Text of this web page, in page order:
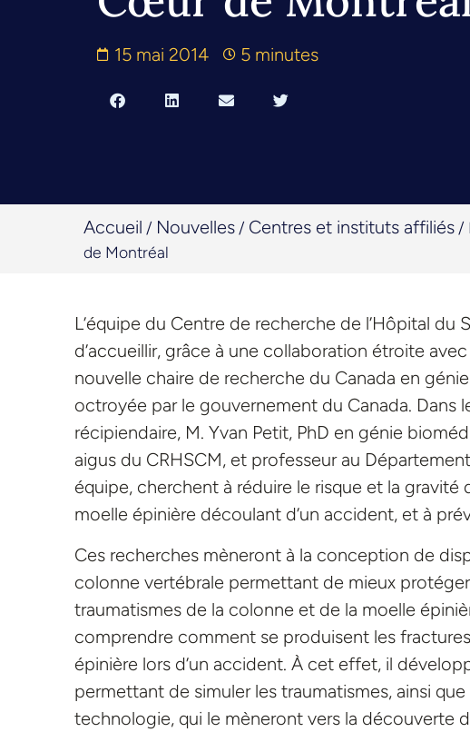
15 mai 2014 5 minutes
Accueil / Nouvelles / Centres et instituts affiliés /
de Montréal
L’équipe du Centre de recherche de l’Hôpital
d’accueillir, grâce à une collaboration étroite
nouvelle chaire de recherche du Canada en
octroyée par le gouvernement du Canada. Dans
récipiendaire, M. Yvan Petit, PhD en génie
aigus du CRHSCM, et professeur au
équipe, cherchent à réduire le risque et la
moelle épinière découlant d’un accident, et à
Ces recherches mèneront à la conception de
colonne vertébrale permettant de mieux
traumatismes de la colonne et de la moelle
comprendre comment se produisent les
épinière lors d’un accident. À cet effet, il
permettant de simuler les traumatismes, ainsi
technologie, qui le mèneront vers la découverte